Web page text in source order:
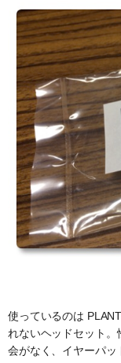
使っているのは
れないヘッドセット
会がなく、イヤーパッ